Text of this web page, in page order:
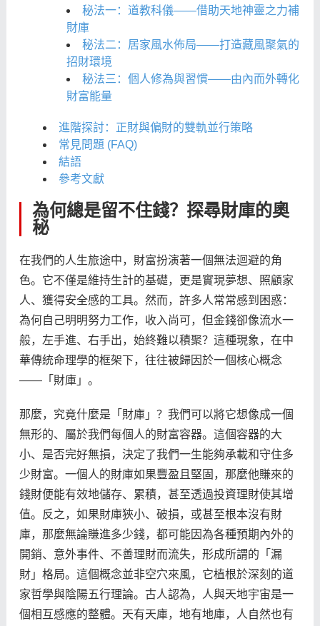
秘法一：道教科儀——借助天地神靈之力補
財庫
秘法二：居家風水佈局——打造藏風聚氣的
招財環境
秘法三：個人修為與習慣——由內而外轉化
財富能量
進階探討：正財與偏財的雙軌並行策略
常見問題 (FAQ)
結語
參考文獻
為何總是留不住錢？探尋財庫的奧
秘
在我們的人生旅途中，財富扮演著一個無法迴避的角
色。它不僅是維持生計的基礎，更是實現夢想、照顧家
人、獲得安全感的工具。然而，許多人常常感到困惑：
為何自己明明努力工作，收入尚可，但金錢卻像流水一
般，左手進、右手出，始終難以積聚？這種現象，在中
華傳統命理學的框架下，往往被歸因於一個核心概念
——「財庫」。
那麼，究竟什麼是「財庫」？我們可以將它想像成一個
無形的、屬於我們每個人的財富容器。這個容器的大
小、是否完好無損，決定了我們一生能夠承載和守住多
少財富。一個人的財庫如果豐盈且堅固，那麼他賺來的
錢財便能有效地儲存、累積，甚至透過投資理財使其增
值。反之，如果財庫狹小、破損，或甚至根本沒有財
庫，那麼無論賺進多少錢，都可能因為各種預期內外的
開銷、意外事件、不善理財而流失，形成所謂的「漏
財」格局。這個概念並非空穴來風，它植根於深刻的道
家哲學與陰陽五行理論。古人認為，人與天地宇宙是一
個相互感應的整體。天有天庫，地有地庫，人自然也有